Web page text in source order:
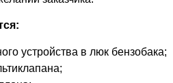
устройства в люк бензобака;